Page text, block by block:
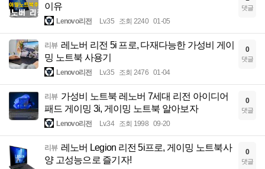
이유
Lenovo리전 Lv.35 조회 2240 01-05
댓글
리뷰 레노버 리전 5i 프로, 다재다능한 가성비 게이
밍 노트북 사용기
Lenovo리전 Lv.35 조회 2476 01-04
0
댓글
리뷰 가성비 노트북 레노버 7세대 리전 아이디어
패드 게이밍 3i, 게이밍 노트북 알아보자
Lenovo리전 Lv.34 조회 1998 09-20
0
댓글
리뷰 레노버 Legion 리전 5i프로, 게이밍 노트북사
양 고성능으로 즐기자!
0
댓글